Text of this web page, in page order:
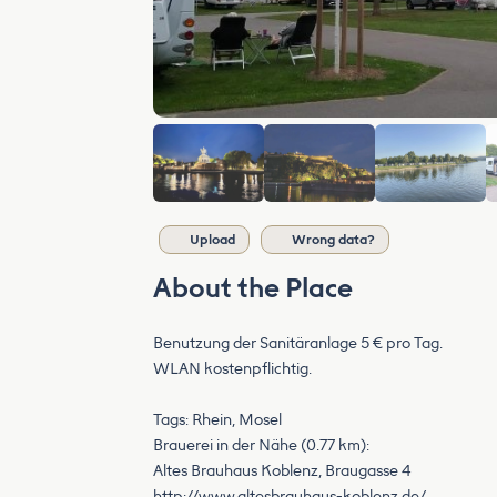
Upload Wrong data?
About the Place
Benutzung der Sanitäranlage 5 € pro Tag.
WLAN kostenpflichtig.
Tags: Rhein, Mosel
Brauerei in der Nähe (0.77 km):
Altes Brauhaus Koblenz, Braugasse 4